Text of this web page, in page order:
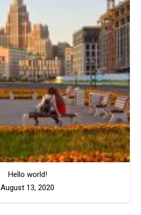
Hello world!
August 13, 2020